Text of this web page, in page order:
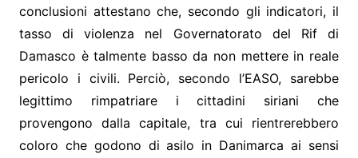
conclusioni attestano che, secondo gli indicatori, il
tasso di violenza nel Governatorato del Rif di
Damasco è talmente basso da non mettere in reale
pericolo i civili. Perciò, secondo l’EASO, sarebbe
legittimo rimpatriare i cittadini siriani che
provengono dalla capitale, tra cui rientrerebbero
coloro che godono di asilo in Danimarca ai sensi